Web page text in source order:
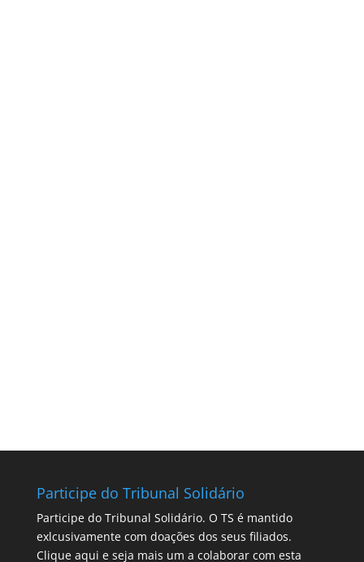
Participe do Tribunal Solidário
Participe do Tribunal Solidário. O TS é mantido
exlcusivamente com doações dos seus filiados.
Clique aqui e seja mais um a colaborar com esta